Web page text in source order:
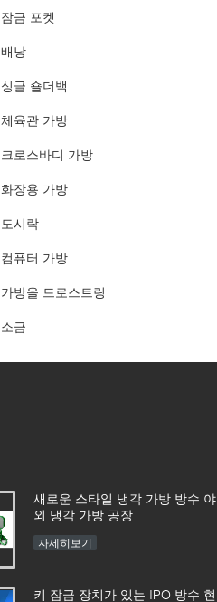
잠금 포켓
배낭
싱글 숄더백
체육관 가방
크로스바디 가방
화장용 가방
도시락
컴퓨터 가방
가방을 드로스트링
소금
새로운 스타일 냉각 가방 방수 야
외 냉각 가방 공장
자세히보기
키 잠금 장치가 있는 IPO 방수 현